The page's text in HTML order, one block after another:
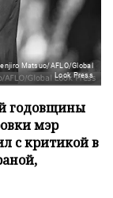
Matsuo/AFLO/Global
Look Press
годовщины
мэр
с критикой в